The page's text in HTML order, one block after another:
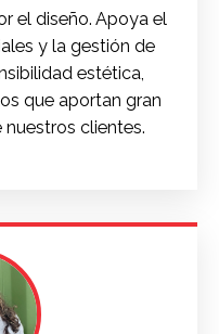
el diseño. Apoya el
y la gestión de
estética,
que aportan gran
clientes.